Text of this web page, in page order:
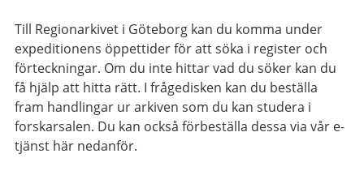
Till Regionarkivet i Göteborg kan du komma under
expeditionens öppettider för att söka i register och
förteckningar. Om du inte hittar vad du söker kan du
få hjälp att hitta rätt. I frågedisken kan du beställa
fram handlingar ur arkiven som du kan studera i
forskarsalen. Du kan också förbeställa dessa via vår e-
tjänst här nedanför.